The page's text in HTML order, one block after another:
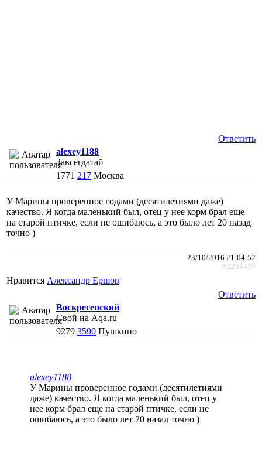
Ответить
alexey1188
Завсегдатай
1771 217 Москва
У Марины проверенное годами (десятилетиями даже)
качество. Я когда маленький был, отец у нее корм брал еще
на старой птичке, если не ошибаюсь, а это было лет 20 назад
точно )
23/10/2016 21:04:52
#2291435
Нравится Александр Ершов
Ответить
Воскресенский
Свой на Aqa.ru
9279 3590 Пушкино
alexey1188
У Марины проверенное годами (десятилетиями
даже) качество. Я когда маленький был, отец у
нее корм брал еще на старой птичке, если не
ошибаюсь, а это было лет 20 назад точно )